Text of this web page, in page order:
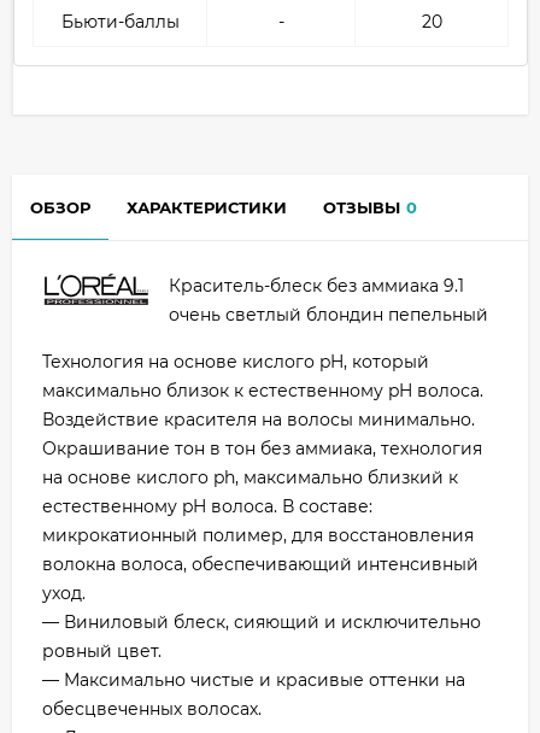
Бьюти-баллы - 20
ОБЗОР ХАРАКТЕРИСТИКИ ОТЗЫВЫ 0
Краситель-блеск без аммиака 9.1
очень светлый блондин пепельный
Технология на основе кислого pH, который
максимально близок к естественному pH волоса.
Воздействие красителя на волосы минимально.
Окрашивание тон в тон без аммиака, технология
на основе кислого ph, максимально близкий к
естественному pH волоса. В составе:
микрокатионный полимер, для восстановления
волокна волоса, обеспечивающий интенсивный
уход.
— Виниловый блеск, сияющий и исключительно
ровный цвет.
— Максимально чистые и красивые оттенки на
обесцвеченных волосах.